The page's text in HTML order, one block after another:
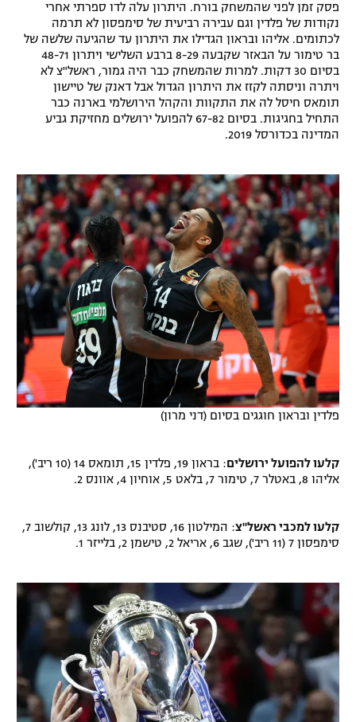
לוח דרושים – ג'ובנט
תגיות
המגזין
פסק זמן לפני שהמשחק בורח. היתרון עלה לדו ספרתי אחרי
נקודות של פלדין וגם עבירה רביעית של סימפסון לא תרמה
לכתומים. אליהו ובראון הגדילו את היתרון עד שהגיעה שלשה של
בר טימור על הבאזר שקבעה 8-29 ברבע השלישי ויתרון 48-71
בסיום 30 דקות. למרות שהמשחק כבר היה גמור, ראשל"צ לא
ויתרה וניסתה לקזז את היתרון הגדול אבל דאנק של טיישון
תומאס חיסל לה את התקוות והקהל הירושלמי בארנה כבר
התחיל בחגיגות. בסיום 67-82 להפועל ירושלים מחזיקת גביע
המדינה בכדורסל 2019.
פלדין ובראון חוגגים בסיום (דני מרון)
קלעו להפועל ירושלים
: בראון 19, פלדין 15, תומאס 14 (10 ריב'),
אליהו 8, באטלר 7, טימור 7, בלאט 5, אוחיון 4, אוונס 2.
קלעו למכבי ראשל"צ
: המילטון 16, סטיבנס 13, לונג 13, קולשוב 7,
סימפסון 7 (11 ריב'), שגב 6, אריאל 2, טישמן 2, בלייזר 1.